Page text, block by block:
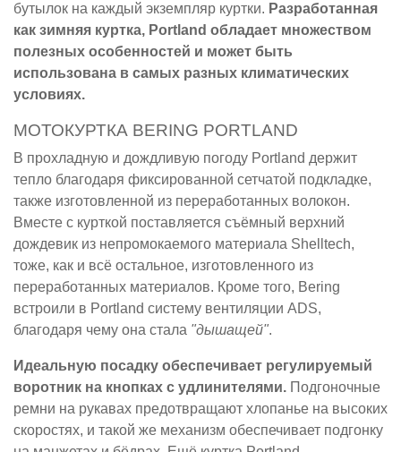
бутылок на каждый экземпляр куртки. Разработанная
как зимняя куртка, Portland обладает множеством
полезных особенностей и может быть
использована в самых разных климатических
условиях.
МОТОКУРТКА BERING PORTLAND
В прохладную и дождливую погоду Portland держит
тепло благодаря фиксированной сетчатой подкладке,
также изготовленной из переработанных волокон.
Вместе с курткой поставляется съёмный верхний
дождевик из непромокаемого материала Shelltech,
тоже, как и всё остальное, изготовленного из
переработанных материалов. Кроме того, Bering
встроили в Portland систему вентиляции ADS,
благодаря чему она стала "дышащей".
Идеальную посадку обеспечивает регулируемый
воротник на кнопках с удлинителями. Подгоночные
ремни на рукавах предотвращают хлопанье на высоких
скоростях, и такой же механизм обеспечивает подгонку